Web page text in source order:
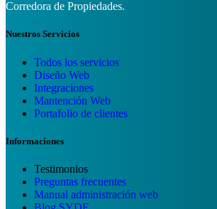
Corredora de Propiedades.
Nuestros Servicios
Todos los servicios
Diseño Web
Integraciones
Mantención Web
Portafolio de clientes
Informaciones
Testimonios
Preguntas frecuentes
Manual administración web